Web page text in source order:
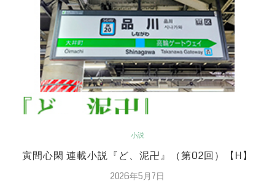
小説
寅間心閑 連載小説『ど、泥卍』（第02回）【H】
2026年5月7日